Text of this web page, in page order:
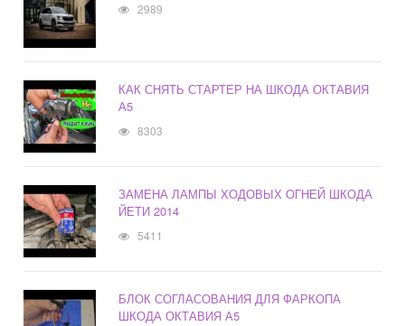
2989
КАК СНЯТЬ СТАРТЕР НА ШКОДА ОКТАВИЯ
А5
8303
ЗАМЕНА ЛАМПЫ ХОДОВЫХ ОГНЕЙ ШКОДА
ЙЕТИ 2014
5411
БЛОК СОГЛАСОВАНИЯ ДЛЯ ФАРКОПА
ШКОДА ОКТАВИЯ А5